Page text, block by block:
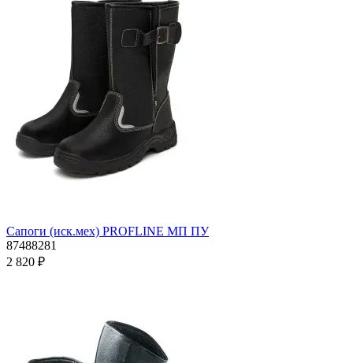
Сапоги (иск.мех) PROFLINE МП ПУ
87488281
2 820 ₽